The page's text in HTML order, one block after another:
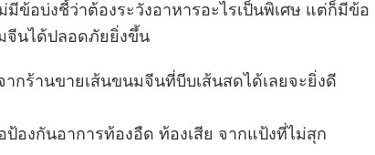
อบ่งชี้ว่าต้องระวังอาหารอะไรเป็นพิเศษ แต่ก็มีข้อ
จีนได้ปลอดภัยยิ่งขึ้น
กร้านขายเส้นขนมจีนที่บีบเส้นสดได้เลยจะยิ่งดี
องกันอาการท้องอืด ท้องเสีย จากแป้งที่ไม่สุก